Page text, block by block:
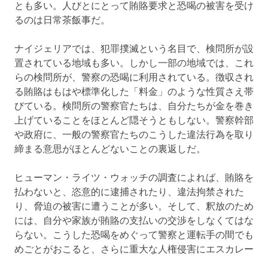
とも多い。人びとにとって賄賂要求と恐喝の被害を受け
るのは日常茶飯事だ。
ナイジェリアでは、犯罪撲滅という名目で、検問所が設
置されている地域も多い。しかし一部の地域では、これ
らの検問所が、警察の恐喝に利用されている。徴収され
る賄賂はもはや標準化した「料金」のような性質さえ帯
びている。検問所の警察官たちは、自分たちが金を巻き
上げていることをほとんど隠そうともしない。警察幹部
や政府に、一般の警察官たちのこうした違法行為を取り
締まる意思がほとんどないことの裏返しだ。
ヒューマン・ライツ・ウォッチの調査によれば、賄賂を
払わないと、恣意的に逮捕されたり、違法拘禁された
り、脅迫の被害に遭うことが多い。そして、釈放のため
には、自分や家族が賄賂の支払いの交渉をしなくてはな
らない。こうした恐喝をめぐって警察と運転手の間でも
めごとがおこると、さらに重大な人権侵害にエスカレー